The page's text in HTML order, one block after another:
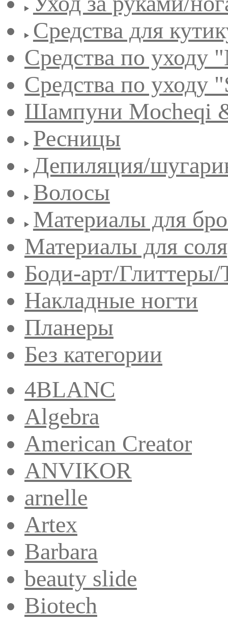
Средства для
Средства по уходу
Средства по уходу
Шампуни Mocheqi
Ресницы
Депиляция/
Волосы
Материалы для
Материалы для
Боди-арт/
Накладные ногти
Планеры
Без категории
4BLANC
Algebra
American Creator
ANVIKOR
arnelle
Artex
Barbara
beauty slide
Biotech